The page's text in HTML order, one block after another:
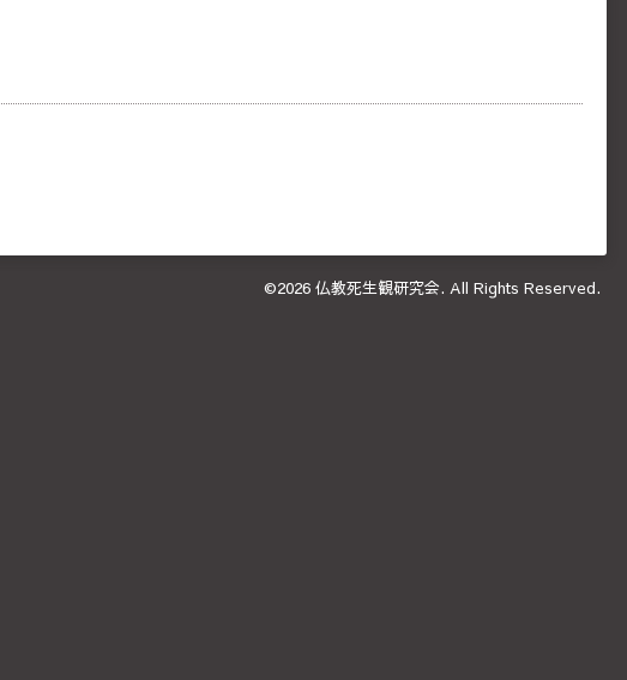
©2026 仏教死生観研究会. All Rights Reserved.